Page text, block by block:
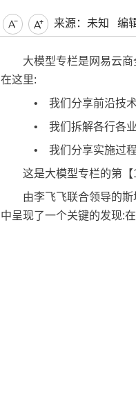
  来源：未知 编
大模型专栏是网易云
在这里:
• 我们分享前沿技术
• 我们拆解各行各业
• 我们分享实施过程
这是大模型专栏的第【
由李飞飞联合领导的
中呈现了一个关键的发现: